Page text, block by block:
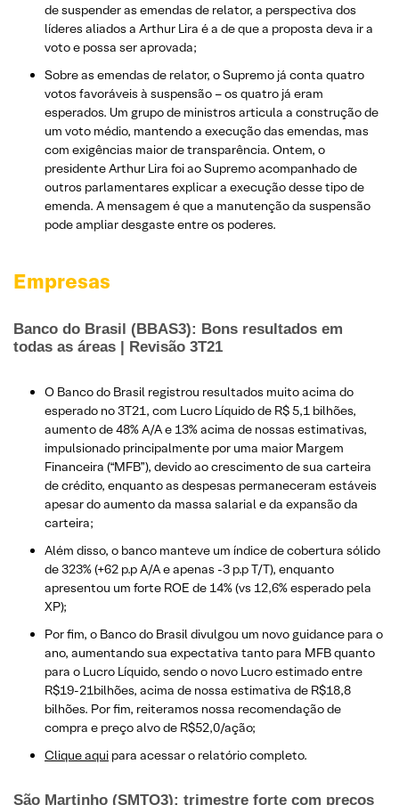
de suspender as emendas de relator, a perspectiva dos
líderes aliados a Arthur Lira é a de que a proposta deva ir a
voto e possa ser aprovada;
Sobre as emendas de relator, o Supremo já conta quatro
votos favoráveis à suspensão – os quatro já eram
esperados. Um grupo de ministros articula a construção de
um voto médio, mantendo a execução das emendas, mas
com exigências maior de transparência. Ontem, o
presidente Arthur Lira foi ao Supremo acompanhado de
outros parlamentares explicar a execução desse tipo de
emenda. A mensagem é que a manutenção da suspensão
pode ampliar desgaste entre os poderes.
Empresas
Banco do Brasil (BBAS3): Bons resultados em
todas as áreas | Revisão 3T21
O Banco do Brasil registrou resultados muito acima do
esperado no 3T21, com Lucro Líquido de R$ 5,1 bilhões,
aumento de 48% A/A e 13% acima de nossas estimativas,
impulsionado principalmente por uma maior Margem
Financeira (“MFB”), devido ao crescimento de sua carteira
de crédito, enquanto as despesas permaneceram estáveis
apesar do aumento da massa salarial e da expansão da
carteira;
Além disso, o banco manteve um índice de cobertura sólido
de 323% (+62 p.p A/A e apenas -3 p.p T/T), enquanto
apresentou um forte ROE de 14% (vs 12,6% esperado pela
XP);
Por fim, o Banco do Brasil divulgou um novo guidance para o
ano, aumentando sua expectativa tanto para MFB quanto
para o Lucro Líquido, sendo o novo Lucro estimado entre
R$19-21bilhões, acima de nossa estimativa de R$18,8
bilhões. Por fim, reiteramos nossa recomendação de
compra e preço alvo de R$52,0/ação;
Clique aqui para acessar o relatório completo.
São Martinho (SMTO3): trimestre forte com preços